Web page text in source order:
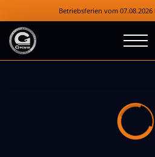
Betriebsferien vom 07.08.2026